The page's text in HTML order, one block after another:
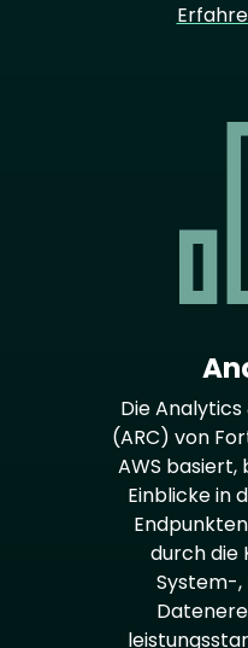
Die
(ARC) von
AWS
Einblicke in
durch die
System-,